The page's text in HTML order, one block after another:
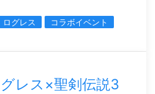
ログレス
コラボイベント
レス×聖剣伝説3